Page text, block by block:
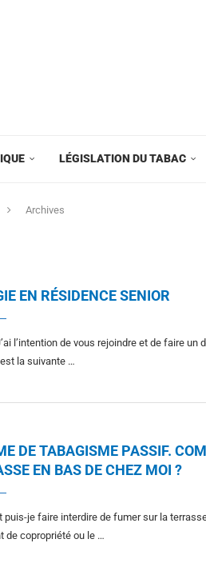
LÉGISLATION DU TABAC
Archives
EN RÉSIDENCE SENIOR
l’intention de vous rejoindre et de faire
la suivante …
DE TABAGISME PASSIF.
EN BAS DE CHEZ MOI ?
puis-je faire interdire de fumer sur la
de copropriété ou le …